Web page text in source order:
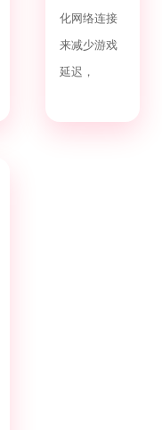
化网络连接
来减少游戏
延迟，